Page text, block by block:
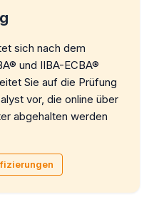
sich nach dem
und IIBA-ECBA®
Sie auf die Prüfung
vor, die online über
abgehalten werden